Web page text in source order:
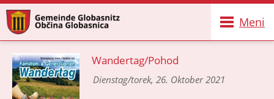
Meni
Wandertag/Pohod
Dienstag/torek, 26. Oktober 2021